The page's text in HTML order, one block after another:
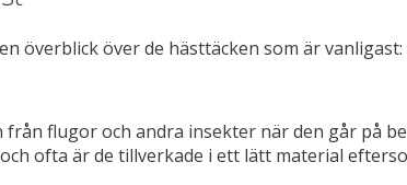
överblick över de hästtäcken som är vanligast:
flugor och andra insekter när den går på
ofta är de tillverkade i ett lätt material